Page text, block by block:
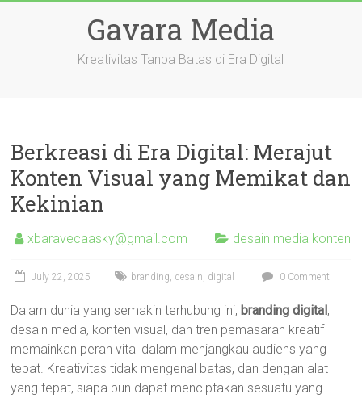
Gavara Media
Kreativitas Tanpa Batas di Era Digital
Berkreasi di Era Digital: Merajut
Konten Visual yang Memikat dan
Kekinian
xbaravecaasky@gmail.com desain media konten
July 22, 2025 branding, desain, digital 0 Comment
Dalam dunia yang semakin terhubung ini, branding digital,
desain media, konten visual, dan tren pemasaran kreatif
memainkan peran vital dalam menjangkau audiens yang
tepat. Kreativitas tidak mengenal batas, dan dengan alat
yang tepat, siapa pun dapat menciptakan sesuatu yang